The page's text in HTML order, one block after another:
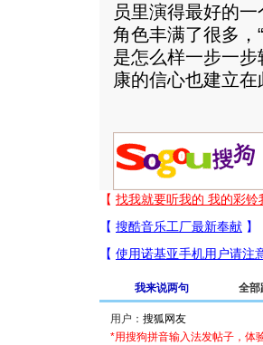
员里演得最好的
角色丰满了很多
是怎么样一步一
康的信心也建立在
我来说两句 全部
用户：
*用搜狗拼音输入法发帖子，体